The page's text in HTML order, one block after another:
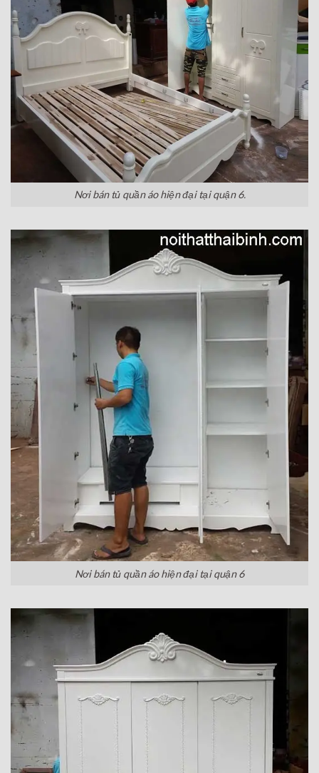
Nơi bán tủ quần áo hiện đại tại quận 6.
Nơi bán tủ quần áo hiện đại tại quận 6